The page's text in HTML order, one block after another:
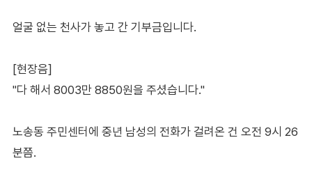
얼굴 없는 천사가 놓고 간 기부금입니다.
[현장음]
"다 해서 8003만 8850원을 주셨습니다."
노송동 주민센터에 중년 남성의 전화가 걸려온 건 오전 9시 26
분쯤.